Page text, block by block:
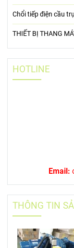
Chổi tiếp điện cầu
THIẾT BỊ THANG
HOTLINE
Email:
THÔNG TIN